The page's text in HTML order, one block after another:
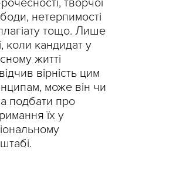
творчої
нетерпимості
тощо. Лише
коли кандидат у
житті
вірність цим
може він чи
подбати про
їх у